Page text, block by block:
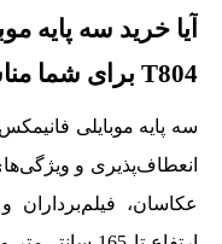
T804 برای شما مناسب است؟
انعطاف‌پذیری و
عکاسان، فیلم‌برداران